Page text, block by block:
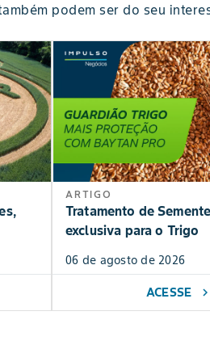
podem ser do seu
ARTIGO
Tratamento de
exclusiva para o Trigo
06 de agosto de 2026
ACESSE chevron_right